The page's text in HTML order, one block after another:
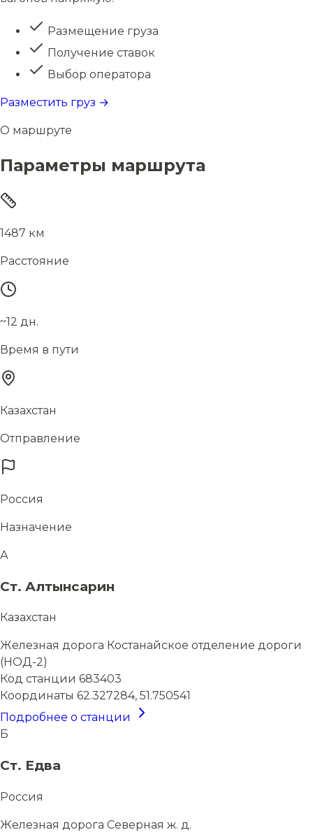
Размещение груза
Получение ставок
Выбор оператора
Разместить груз →
О маршруте
Параметры маршрута
1487 км
Расстояние
~12 дн.
Время в пути
Казахстан
Отправление
Россия
Назначение
А
Ст. Алтынсарин
Казахстан
Железная дорога Костанайское отделение дороги
(НОД-2)
Код станции 683403
Координаты 62.327284, 51.750541
Подробнее о станции
Б
Ст. Едва
Россия
Железная дорога Северная ж. д.